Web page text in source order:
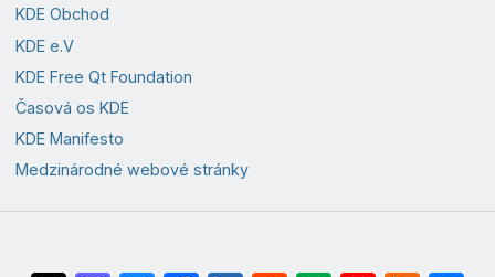
KDE Obchod
KDE e.V
KDE Free Qt Foundation
Časová os KDE
KDE Manifesto
Medzinárodné webové stránky